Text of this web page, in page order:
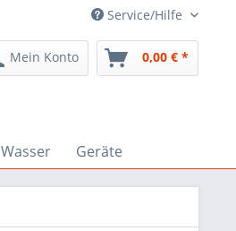
Service/Hilfe
Mein Konto 0,00 € *
Wasser Geräte